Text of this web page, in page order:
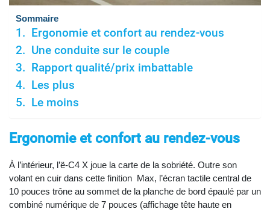
Sommaire
Ergonomie et confort au rendez-vous
Une conduite sur le couple
Rapport qualité/prix imbattable
Les plus
Le moins
Ergonomie et confort au rendez-vous
À l’intérieur, l’ë-C4 X joue la carte de la sobriété. Outre son
volant en cuir dans cette finition Max, l’écran tactile central de
10 pouces trône au sommet de la planche de bord épaulé par un
combiné numérique de 7 pouces (affichage tête haute en